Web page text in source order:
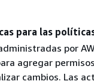
para las
por
agregar
cambios. Las